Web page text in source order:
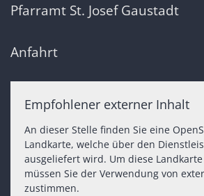
Pfarramt St. Josef Gaustadt
Anfahrt
Empfohlener externer Inhalt
An dieser Stelle finden Sie eine
Landkarte, welche über den
ausgeliefert wird. Um diese
müssen Sie der Verwendung von
zustimmen.